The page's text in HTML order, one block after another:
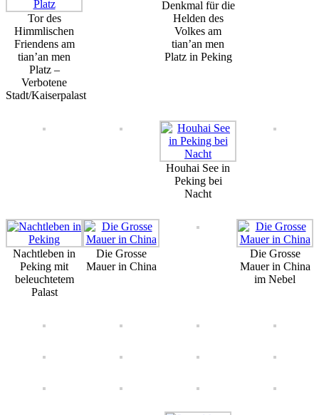
Tor des
Himmlischen
Friendens am
tian’an men
Platz –
Verbotene
Stadt/Kaiserpalast
Denkmal für die
Helden des
Volkes am
tian’an men
Platz in Peking
Houhai See in
Peking bei
Nacht
Nachtleben in
Peking mit
beleuchtetem
Palast
Die Grosse
Mauer in China
Die Grosse
Mauer in China
im Nebel